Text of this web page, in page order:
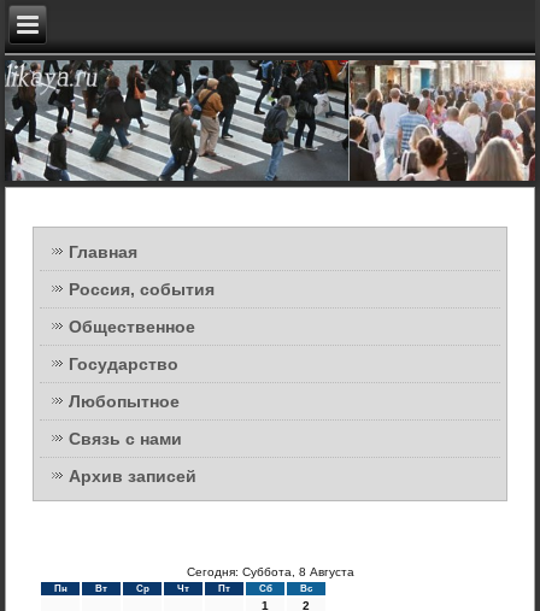
Главная
Россия, события
Общественное
Государство
Любопытное
Связь с нами
Архив записей
Сегодня: Суббота, 8 Августа
Пн Вт Ср Чт Пт Сб Вс
1
2